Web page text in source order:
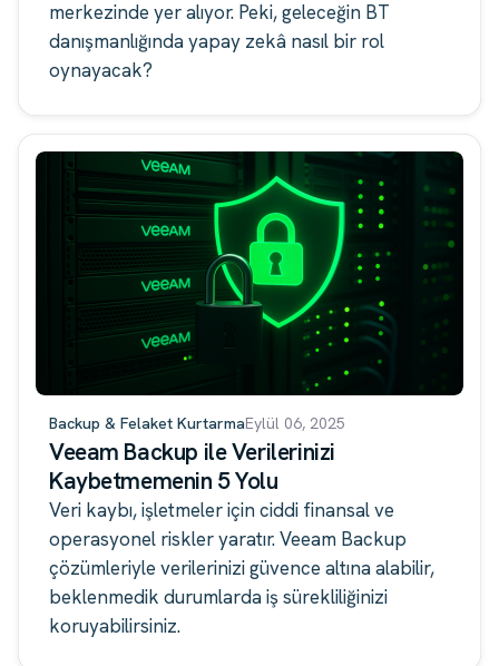
merkezinde yer alıyor. Peki, geleceğin BT
danışmanlığında yapay zekâ nasıl bir rol
oynayacak?
Backup & Felaket KurtarmaEylül 06, 2025
Veeam Backup ile Verilerinizi
Kaybetmemenin 5 Yolu
Veri kaybı, işletmeler için ciddi finansal ve
operasyonel riskler yaratır. Veeam Backup
çözümleriyle verilerinizi güvence altına alabilir,
beklenmedik durumlarda iş sürekliliğinizi
koruyabilirsiniz.